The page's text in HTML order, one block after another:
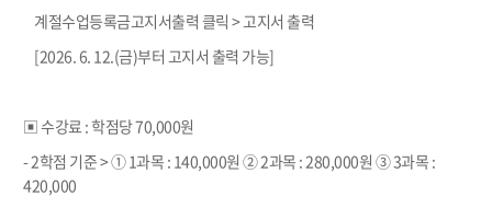
계절수업등록금고지서출력 클릭 > 고지서 출력
[2026. 6. 12.(금)부터 고지서 출력 가능]
▣ 수강료 : 학점당 70,000원
- 2학점 기준 > ① 1과목 : 140,000원 ② 2과목 : 280,000원 ③ 3과목 :
420,000